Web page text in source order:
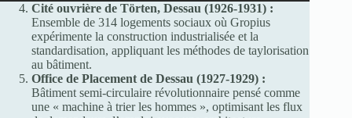
Cité ouvrière de Törten, Dessau (1926-1931) :
Ensemble de 314 logements sociaux où Gropius
expérimente la construction industrialisée et la
standardisation, appliquant les méthodes de taylorisation
au bâtiment.
Office de Placement de Dessau (1927-1929) :
Bâtiment semi-circulaire révolutionnaire pensé comme
une « machine à trier les hommes », optimisant les flux